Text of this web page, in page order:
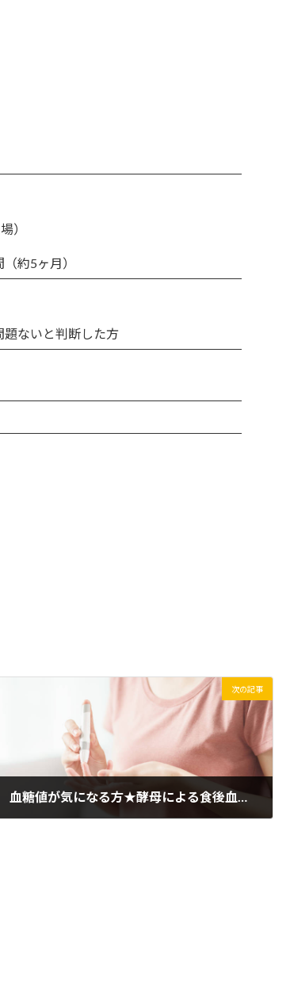
）
約5ヶ月）
題ないと判断した方
次の記事
血糖値が気になる方★酵母による食後血糖値への評価試験